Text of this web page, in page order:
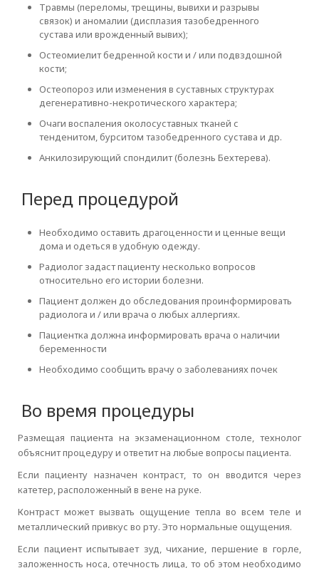
Травмы (переломы, трещины, вывихи и разрывы
связок) и аномалии (дисплазия тазобедренного
сустава или врожденный вывих);
Остеомиелит бедренной кости и / или подвздошной
кости;
Остеопороз или изменения в суставных структурах
дегенеративно-некротического характера;
Очаги воспаления околосуставных тканей с
тенденитом, бурситом тазобедренного сустава и др.
Анкилозирующий спондилит (болезнь Бехтерева).
Перед процедурой
Необходимо оставить драгоценности и ценные вещи
дома и одеться в удобную одежду.
Радиолог задаст пациенту несколько вопросов
относительно его истории болезни.
Пациент должен до обследования проинформировать
радиолога и / или врача о любых аллергиях.
Пациентка должна информировать врача о наличии
беременности
Необходимо сообщить врачу о заболеваниях почек
Во время процедуры
Размещая пациента на экзаменационном столе, технолог
объяснит процедуру и ответит на любые вопросы пациента.
Если пациенту назначен контраст, то он вводится через
катетер, расположенный в вене на руке.
Контраст может вызвать ощущение тепла во всем теле и
металлический привкус во рту. Это нормальные ощущения.
Если пациент испытывает зуд, чихание, першение в горле,
заложенность носа, отечность лица, то об этом необходимо